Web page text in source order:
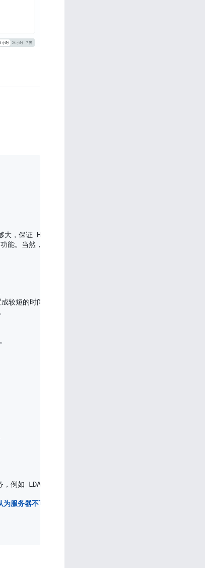
，保证 HAProxy 不会成为瓶颈。
当然，也可以在命令行中用“-db”参数将其禁用。
较短的时间。
，例如 LDAP、SQL、TSE 等，而不是短会话协议，如 HTTP
为服务器不可用。